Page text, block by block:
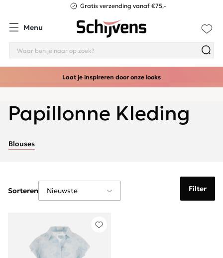
Gratis verzending vanaf €75,-
Menu
Laat je inspireren door onze looks
Papillonne Kleding
Blouses
Filter
Sorteren